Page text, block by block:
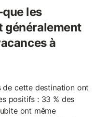
les
généralement
à
de cette destination ont
positifs : 33 % des
ont même